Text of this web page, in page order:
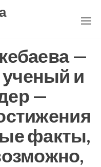
—
и
—
факты,